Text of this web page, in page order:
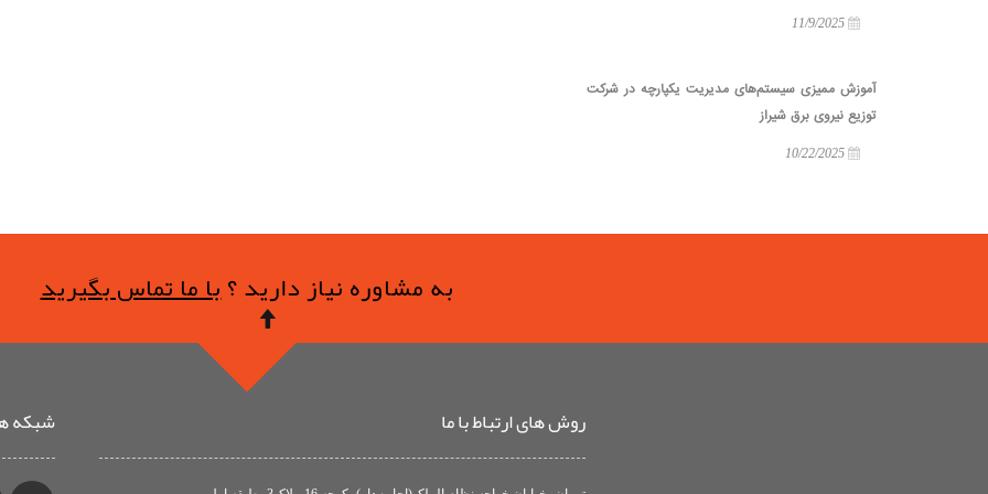
آموزش ممیزی سیستم‌های مدیریت یکپارچه در شرکت
توزیع نیروی برق شیراز
به مشاوره نیاز دارید ؟با ما تماس بگیرید
روش های ارتباط با ما شبکه